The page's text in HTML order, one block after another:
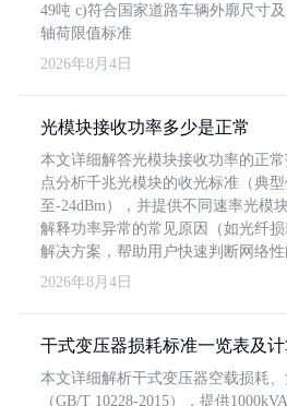
49吨 c)符合国家道路车辆外廓尺寸及
轴荷限值标准
2026年8月4日
光模块接收功率多少是正常
本文详细解答光模块接收功率的正
点分析千兆光模块的收光标准（典
至-24dBm），并提供不同速率光模
解释功率异常的常见原因（如光纤
解决方案，帮助用户快速判断网络性
2026年8月4日
干式变压器损耗标准一览表及
本文详细解析干式变压器空载损耗
（GB/T 10228-2015），提供